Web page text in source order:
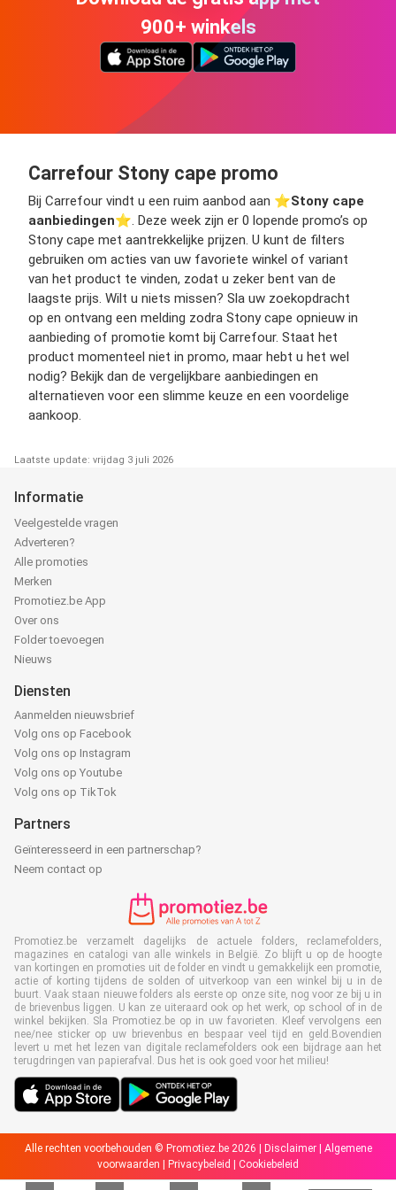
900+ winkels
Carrefour Stony cape promo
Bij Carrefour vindt u een ruim aanbod aan ⭐️Stony cape
aanbiedingen⭐️. Deze week zijn er 0 lopende promo’s op
Stony cape met aantrekkelijke prijzen. U kunt de filters
gebruiken om acties van uw favoriete winkel of variant
van het product te vinden, zodat u zeker bent van de
laagste prijs. Wilt u niets missen? Sla uw zoekopdracht
op en ontvang een melding zodra Stony cape opnieuw in
aanbieding of promotie komt bij Carrefour. Staat het
product momenteel niet in promo, maar hebt u het wel
nodig? Bekijk dan de vergelijkbare aanbiedingen en
alternatieven voor een slimme keuze en een voordelige
aankoop.
Laatste update: vrijdag 3 juli 2026
Informatie
Veelgestelde vragen
Adverteren?
Alle promoties
Merken
Promotiez.be App
Over ons
Folder toevoegen
Nieuws
Diensten
Aanmelden nieuwsbrief
Volg ons op Facebook
Volg ons op Instagram
Volg ons op Youtube
Volg ons op TikTok
Partners
Geïnteresseerd in een partnerschap?
Neem contact op
Promotiez.be verzamelt dagelijks de actuele folders, reclamefolders,
magazines en catalogi van alle winkels in België. Zo blijft u op de hoogte
van kortingen en promoties uit de folder en vindt u gemakkelijk een promotie,
actie of korting tijdens de solden of uitverkoop van een winkel bij u in de
buurt. Vaak staan nieuwe folders als eerste op onze site, nog voor ze bij u in
de brievenbus liggen. U kan ze uiteraard ook op het werk, op school of in de
winkel bekijken. Sla Promotiez.be op in uw favorieten. Kleef vervolgens een
nee/nee sticker op uw brievenbus en bespaar veel tijd en geld.Bovendien
levert u met het lezen van digitale reclamefolders ook een bijdrage aan het
terugdringen van papierafval. Dus het is ook goed voor het milieu!
Alle rechten voorbehouden © Promotiez.be 2026 | Disclaimer| Algemene
voorwaarden
Privacybeleid Cookiebeleid